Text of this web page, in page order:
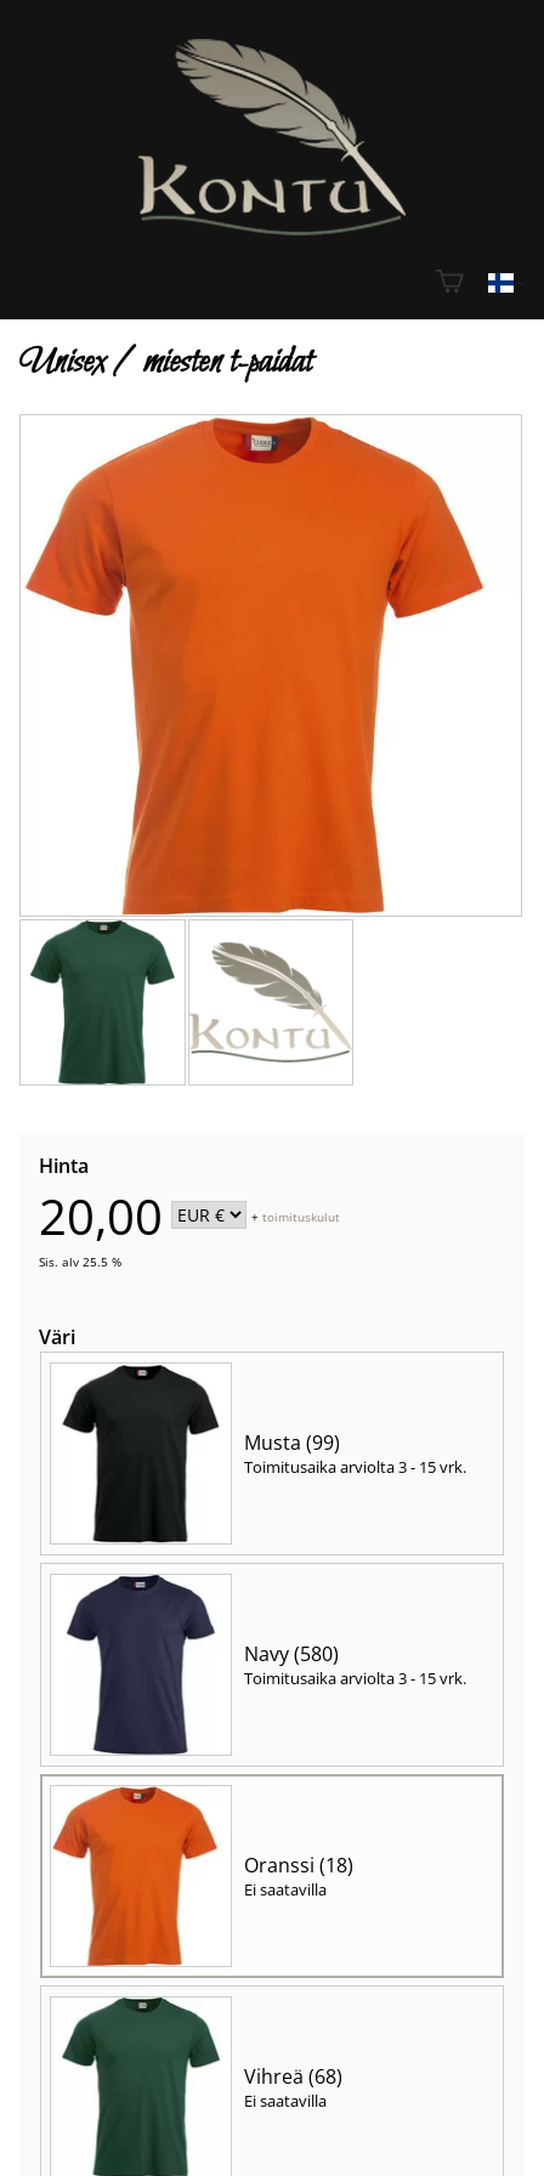
Unisex / miesten t-paidat
Hinta
20,00 +toimituskulut
Sis. alv 25.5 %
Väri
Musta (99)
Toimitusaika arviolta3 - 15 vrk.
Navy (580)
Toimitusaika arviolta3 - 15 vrk.
Oranssi (18)
Ei saatavilla
Vihreä (68)
Ei saatavilla